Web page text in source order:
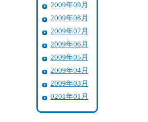
2009年09月
2009年08月
2009年07月
2009年06月
2009年05月
2009年04月
2009年03月
0201年01月